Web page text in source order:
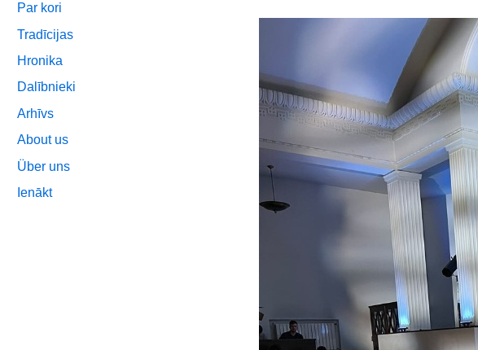
Par kori
Tradīcijas
Hronika
Dalībnieki
Arhīvs
About us
Über uns
Ienākt